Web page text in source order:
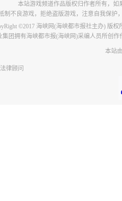
本站游戏频道作品版权归作者所有，
制不良游戏，拒绝盗版游戏，注意自我保
©2017 海峡网(海峡都市报社主办) 版
集团拥有海峡都市报(海峡网)采编人员所创
本站
法律顾问